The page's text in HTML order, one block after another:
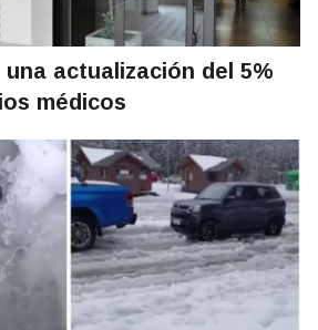
una actualización del 5%
médicos